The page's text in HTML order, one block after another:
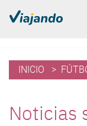
INICIO >
Noticias